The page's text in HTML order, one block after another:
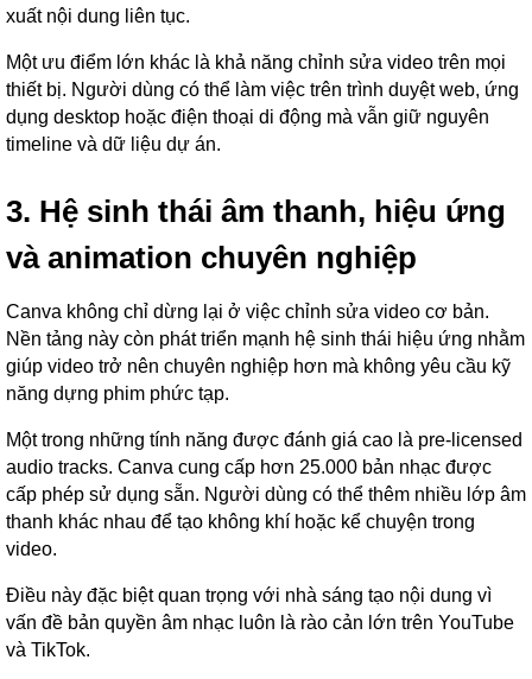
xuất nội dung liên tục.
Một ưu điểm lớn khác là khả năng chỉnh sửa video trên mọi
thiết bị. Người dùng có thể làm việc trên trình duyệt web, ứng
dụng desktop hoặc điện thoại di động mà vẫn giữ nguyên
timeline và dữ liệu dự án.
3. Hệ sinh thái âm thanh, hiệu ứng
và animation chuyên nghiệp
Canva không chỉ dừng lại ở việc chỉnh sửa video cơ bản.
Nền tảng này còn phát triển mạnh hệ sinh thái hiệu ứng nhằm
giúp video trở nên chuyên nghiệp hơn mà không yêu cầu kỹ
năng dựng phim phức tạp.
Một trong những tính năng được đánh giá cao là pre-licensed
audio tracks. Canva cung cấp hơn 25.000 bản nhạc được
cấp phép sử dụng sẵn. Người dùng có thể thêm nhiều lớp âm
thanh khác nhau để tạo không khí hoặc kể chuyện trong
video.
Điều này đặc biệt quan trọng với nhà sáng tạo nội dung vì
vấn đề bản quyền âm nhạc luôn là rào cản lớn trên YouTube
và TikTok.